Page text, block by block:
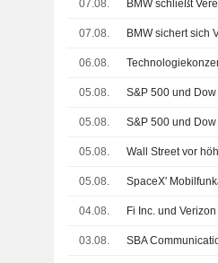
07.08.
07.08.
06.08.
05.08.
05.08.
05.08.
05.08.
04.08.
03.08.